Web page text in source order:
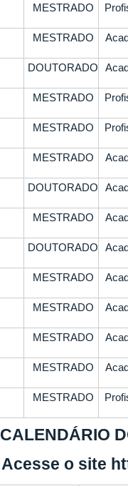
MESTRADO
MESTRADO
DOUTORADO
MESTRADO
MESTRADO
MESTRADO
DOUTORADO
MESTRADO
DOUTORADO
MESTRADO
MESTRADO
MESTRADO
MESTRADO
MESTRADO
CALENDÁRIO
Acesse o site